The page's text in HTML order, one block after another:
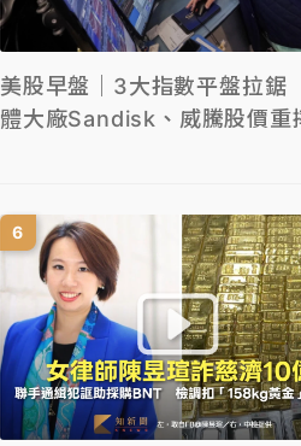
美股早盤｜3大指數平盤拉
體大廠Sandisk、威騰股價重